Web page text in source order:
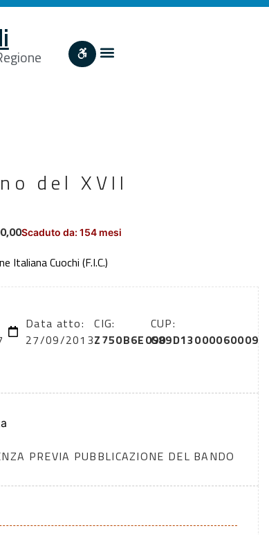
del XVII
Scaduto da: 154 mesi
Italiana Cuochi (F.I.C.)
Data atto:
27/09/2013
CIG:
Z750B6E090
CUP:
G89D13000060009
PREVIA PUBBLICAZIONE DEL BANDO